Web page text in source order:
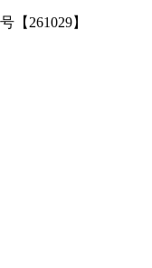
【261029】